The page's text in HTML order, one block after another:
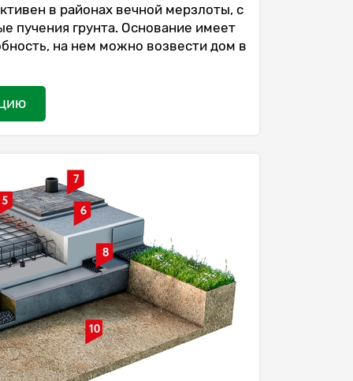
в районах вечной мерзлоты, с
пучения грунта. Основание имеет
на нем можно возвести дом в